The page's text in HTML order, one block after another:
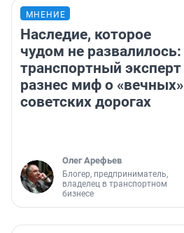
МНЕНИЕ
Наследие, которое
чудом не развалилось:
транспортный эксперт
разнес миф о «вечных»
советских дорогах
Олег Арефьев
Блогер, предприниматель,
владелец в транспортном
бизнесе